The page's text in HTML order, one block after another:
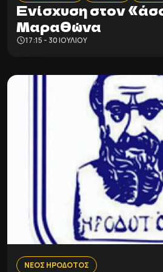
Ενίσχυση στον
Μαραθώνα
17:15 - 30 ΙΟΥΛΊΟΥ
ΝΕΟΣ ΗΡΟΔΟΤΟΣ